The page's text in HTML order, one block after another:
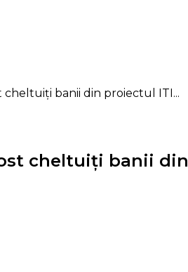
banii din proiectul ITI...
cheltuiți banii